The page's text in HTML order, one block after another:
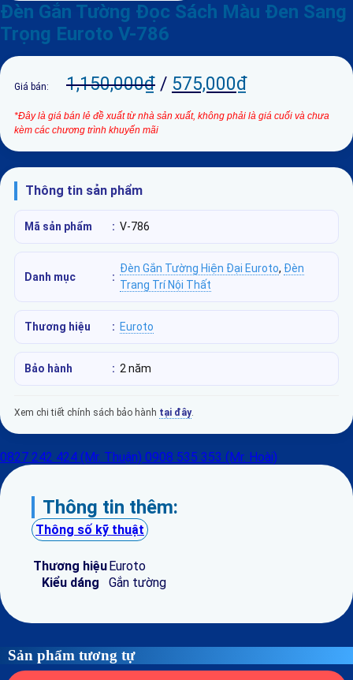
Đèn Gắn Tường Đọc Sách Màu Đen Sang
Trọng Euroto V-786
Giá bán: 1,150,000₫ / 575,000₫
*Đây là giá bán lẻ đề xuất từ nhà sản xuất, không phải là giá cuối và chưa
kèm các chương trình khuyến mãi
Thông tin sản phẩm
Mã sản phẩm : V-786
Danh mục :
Đèn Gắn Tường Hiện Đại Euroto, Đèn
Trang Trí Nội Thất
Thương hiệu : Euroto
Bảo hành : 2 năm
Xem chi tiết chính sách bảo hành tại đây.
0827 242 424 (Mr. Thuận) 0908 535 353 (Mr. Hoài)
Thông tin thêm:
Thông số kỹ thuật
Thương hiệuEuroto
Kiểu dáng
Gắn tường
Sản phẩm tương tự